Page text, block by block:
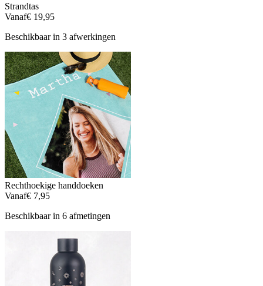
Strandtas
Vanaf€ 19,95
Beschikbaar in 3 afwerkingen
Rechthoekige handdoeken
Vanaf€ 7,95
Beschikbaar in 6 afmetingen